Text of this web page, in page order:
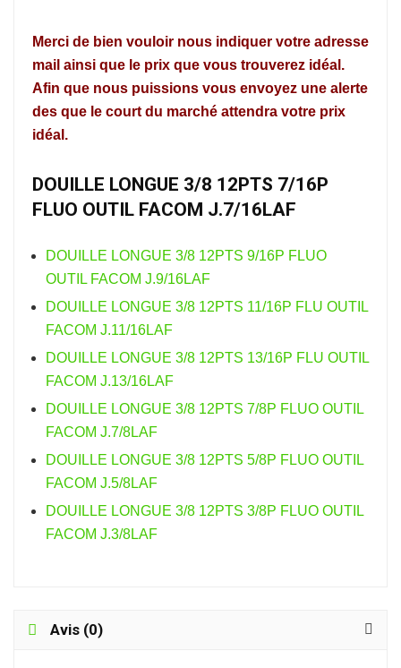
Merci de bien vouloir nous indiquer votre adresse
mail ainsi que le prix que vous trouverez idéal.
Afin que nous puissions vous envoyez une alerte
des que le court du marché attendra votre prix
idéal.
DOUILLE LONGUE 3/8 12PTS 7/16P
FLUO OUTIL FACOM J.7/16LAF
DOUILLE LONGUE 3/8 12PTS 9/16P FLUO
OUTIL FACOM J.9/16LAF
DOUILLE LONGUE 3/8 12PTS 11/16P FLU OUTIL
FACOM J.11/16LAF
DOUILLE LONGUE 3/8 12PTS 13/16P FLU OUTIL
FACOM J.13/16LAF
DOUILLE LONGUE 3/8 12PTS 7/8P FLUO OUTIL
FACOM J.7/8LAF
DOUILLE LONGUE 3/8 12PTS 5/8P FLUO OUTIL
FACOM J.5/8LAF
DOUILLE LONGUE 3/8 12PTS 3/8P FLUO OUTIL
FACOM J.3/8LAF
Avis (0)